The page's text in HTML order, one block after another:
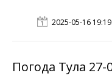
2025-05-16
Погода Тула 27-